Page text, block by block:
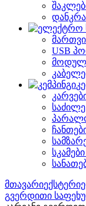
USB
მთავარი
გვერდითი